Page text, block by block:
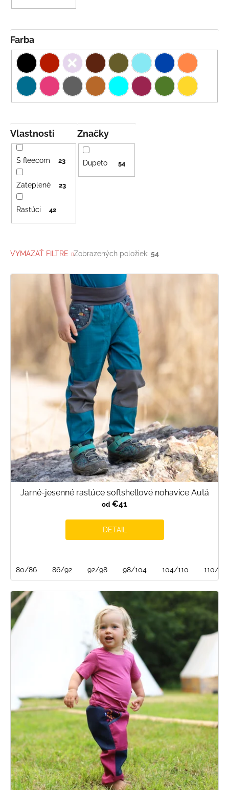
Značky
Dupeto 54
Farba
Vlastnosti
S fleecom 23
Zateplené 23
Rastúci 42
VYMAZAŤ FILTRE Zobrazených položiek: 54
V
s
o
o
v
Jarné-jesenné rastúce softshellové nohavice Autá
od €41
DETAIL
80/86 86/92 92/98 98/104 104/110 110/116